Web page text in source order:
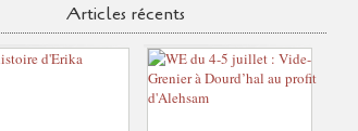
Articles récents